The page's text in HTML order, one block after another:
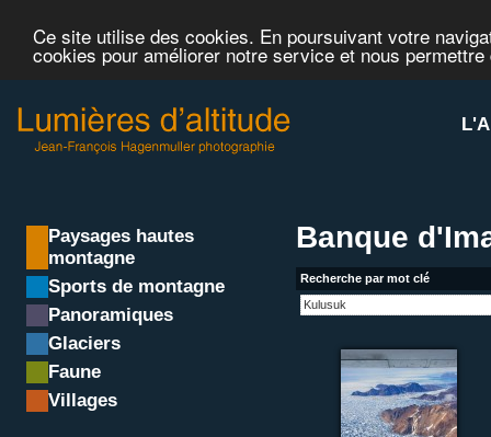
Ce site utilise des cookies. En poursuivant votre
cookies pour améliorer notre service et nous
Paysages hautes
montagne
Sports de montagne
Panoramiques
Glaciers
Faune
Villages
Banque
Recherche par mot clé